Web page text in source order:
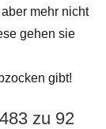
mehr nicht
gehen sie
gibt!
zu 92